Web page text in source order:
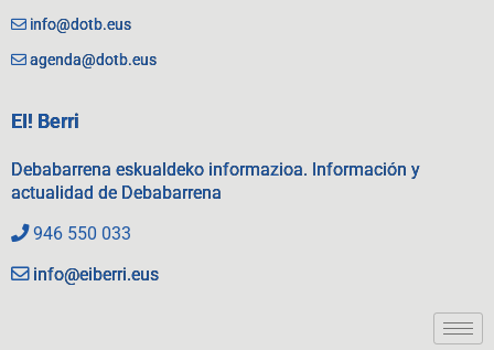
info@dotb.eus
agenda@dotb.eus
EI! Berri
Debabarrena eskualdeko informazioa. Información y
actualidad de Debabarrena
946 550 033
info@eiberri.eus